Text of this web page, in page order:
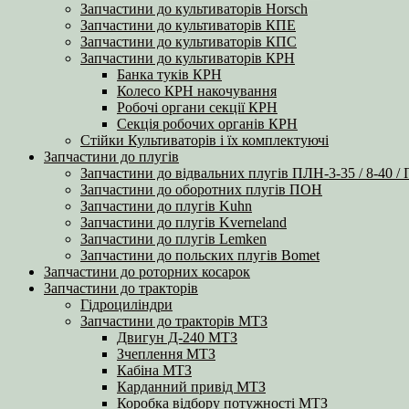
Запчастини до культиваторів Horsch
Запчастини до культиваторів КПЕ
Запчастини до культиваторів КПС
Запчастини до культиваторів КРН
Банка туків КРН
Колесо КРН накочування
Робочі органи секції КРН
Секція робочих органів КРН
Стійки Культиваторів і їх комплектуючі
Запчастини до плугів
Запчастини до відвальних плугів ПЛН-3-35 / 8-40
Запчастини до оборотних плугів ПОН
Запчастини до плугів Kuhn
Запчастини до плугів Kverneland
Запчастини до плугів Lemken
Запчастини до польских плугів Bomet
Запчастини до роторних косарок
Запчастини до тракторів
Гідроциліндри
Запчастини до тракторів МТЗ
Двигун Д-240 МТЗ
Зчеплення МТЗ
Кабіна МТЗ
Карданний привід МТЗ
Коробка відбору потужності МТЗ